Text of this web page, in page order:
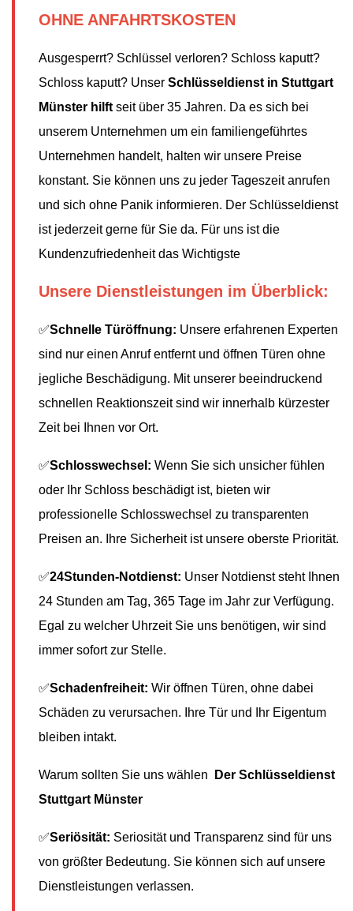
OHNE ANFAHRTSKOSTEN
Ausgesperrt? Schlüssel verloren? Schloss kaputt?
Schloss kaputt? Unser Schlüsseldienst in Stuttgart
Münster hilft seit über 35 Jahren. Da es sich bei
unserem Unternehmen um ein familiengeführtes
Unternehmen handelt, halten wir unsere Preise
konstant. Sie können uns zu jeder Tageszeit anrufen
und sich ohne Panik informieren. Der Schlüsseldienst
ist jederzeit gerne für Sie da. Für uns ist die
Kundenzufriedenheit das Wichtigste
Unsere Dienstleistungen im Überblick:
✅Schnelle Türöffnung: Unsere erfahrenen Experten
sind nur einen Anruf entfernt und öffnen Türen ohne
jegliche Beschädigung. Mit unserer beeindruckend
schnellen Reaktionszeit sind wir innerhalb kürzester
Zeit bei Ihnen vor Ort.
✅Schlosswechsel: Wenn Sie sich unsicher fühlen
oder Ihr Schloss beschädigt ist, bieten wir
professionelle Schlosswechsel zu transparenten
Preisen an. Ihre Sicherheit ist unsere oberste Priorität.
✅24Stunden-Notdienst: Unser Notdienst steht Ihnen
24 Stunden am Tag, 365 Tage im Jahr zur Verfügung.
Egal zu welcher Uhrzeit Sie uns benötigen, wir sind
immer sofort zur Stelle.
✅Schadenfreiheit: Wir öffnen Türen, ohne dabei
Schäden zu verursachen. Ihre Tür und Ihr Eigentum
bleiben intakt.
Warum sollten Sie uns wählen
Der Schlüsseldienst
Stuttgart Münster
✅Seriösität: Seriosität und Transparenz sind für uns
von größter Bedeutung. Sie können sich auf unsere
Dienstleistungen verlassen.